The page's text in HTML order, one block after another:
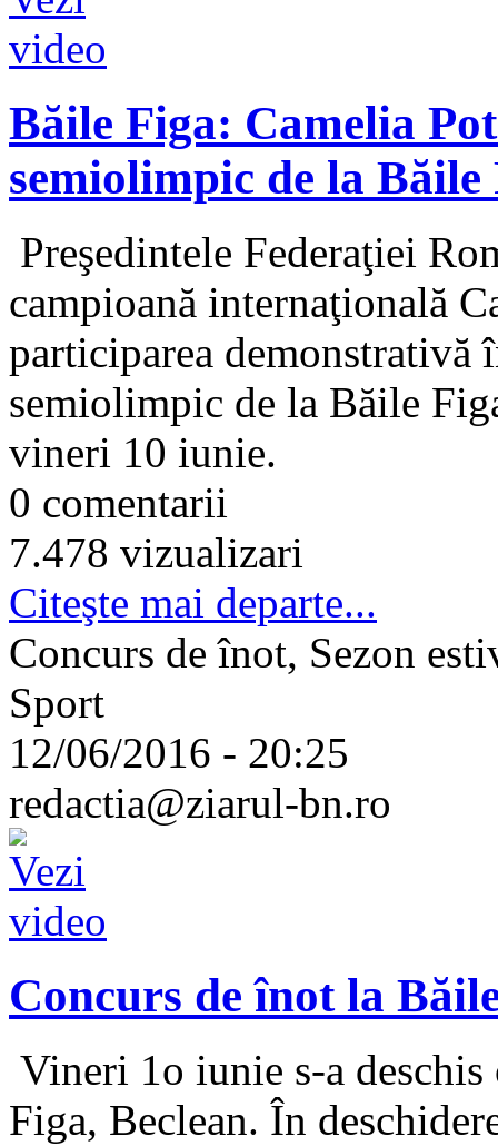
Băile Figa: Camelia
semiolimpic de la Băile
Preşedintele Federaţiei
campioană internaţională
participarea demonstrativă
semiolimpic de la Băile
vineri 10 iunie.
0 comentarii
7.478 vizualizari
Citeşte mai departe...
Concurs de înot, Sezon
Sport
12/06/2016 - 20:25
redactia@ziarul-bn.ro
Concurs de înot la
Vineri 1o iunie s-a
Figa, Beclean. În